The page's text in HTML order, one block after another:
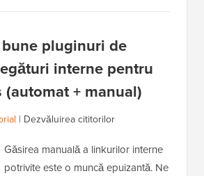
pluginuri de
interne pentru
(automat + manual)
| Dezvăluirea cititorilor
Găsirea manuală a linkurilor interne
potrivite este o muncă epuizantă. Ne